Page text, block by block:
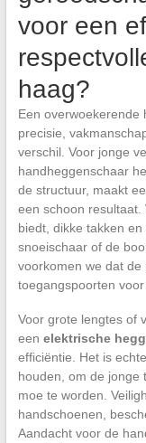
voor een
haag?
Een overwoekerende
precisie,
verschil. Voor jonge
handheggenschaar
de structuur, maakt
een schoon resultaat.
biedt, dikke takken
snoeischaar of de
voorkomen we dat
toegangspoorten voor
Voor grote lengtes of
een elektrische
efficiëntie. Het is
houden, om de jonge
moe te worden.
handschoenen,
Aandacht voor de